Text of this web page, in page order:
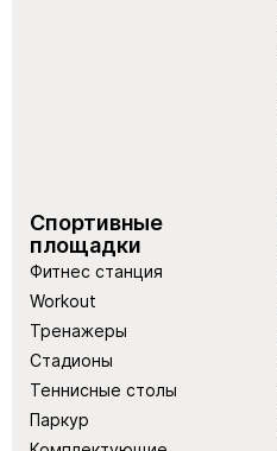
Спортивные
площадки
Фитнес станция
Workout
Тренажеры
Стадионы
Теннисные столы
Паркур